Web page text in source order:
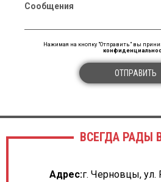
Сообщения
Нажимая на кнопку "Отправить" вы
ОТПРАВИТЬ
ВСЕГДА РАДЫ
Адрес:г. Черновцы, ул.